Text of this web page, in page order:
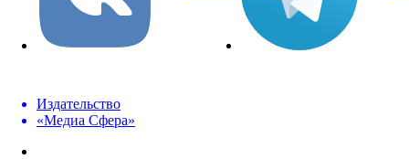
Издательство
«Медиа Сфера»